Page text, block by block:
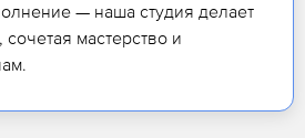
— наша студия делает
мастерство и